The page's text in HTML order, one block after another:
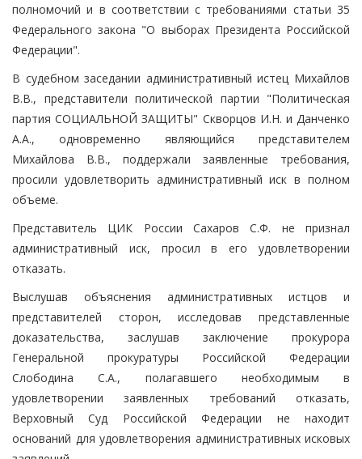
полномочий и в соответствии с требованиями статьи 35
Федерального закона "О выборах Президента Российской
Федерации".
В судебном заседании административный истец Михайлов
В.В., представители политической партии "Политическая
партия СОЦИАЛЬНОЙ ЗАЩИТЫ" Скворцов И.Н. и Данченко
А.А., одновременно являющийся представителем
Михайлова В.В., поддержали заявленные требования,
просили удовлетворить административный иск в полном
объеме.
Представитель ЦИК России Сахаров С.Ф. не признал
административный иск, просил в его удовлетворении
отказать.
Выслушав объяснения административных истцов и
представителей сторон, исследовав представленные
доказательства, заслушав заключение прокурора
Генеральной прокуратуры Российской Федерации
Слободина С.А., полагавшего необходимым в
удовлетворении заявленных требований отказать,
Верховный Суд Российской Федерации не находит
оснований для удовлетворения административных исковых